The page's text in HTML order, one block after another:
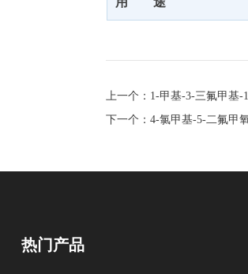
上一个：1-甲基-3-三氟甲基-
下一个：4-氯甲基-5-二氟甲
热门产品